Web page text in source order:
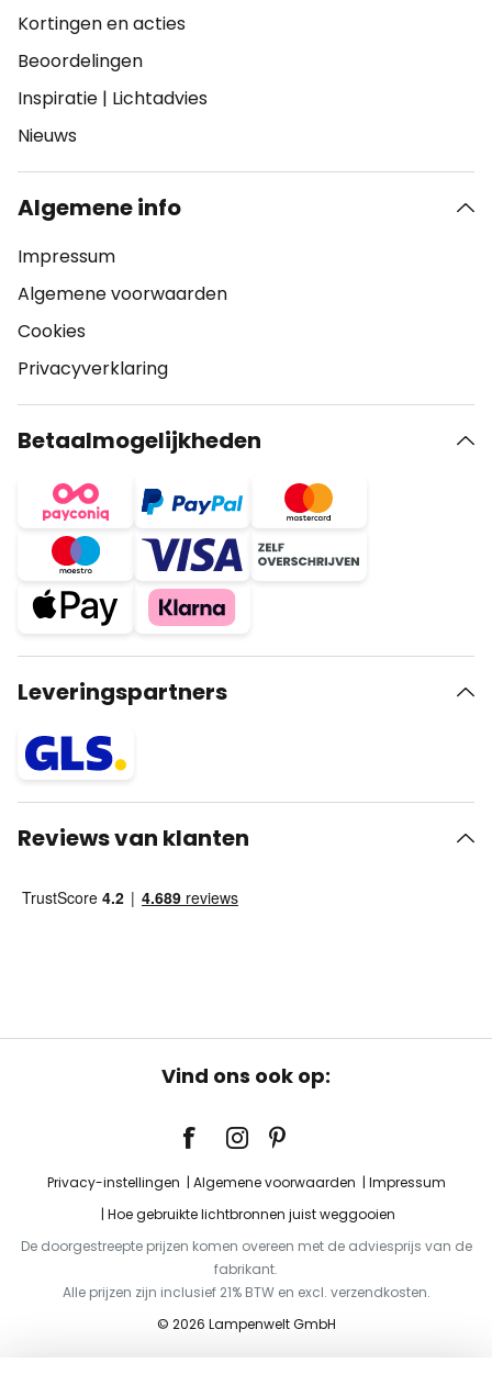
Kortingen en acties
Beoordelingen
Inspiratie | Lichtadvies
Nieuws
Algemene info
Impressum
Algemene voorwaarden
Cookies
Privacyverklaring
Betaalmogelijkheden
Leveringspartners
Reviews van klanten
Vind ons ook op:
Privacy-instellingen Algemene voorwaarden
Impressum
Hoe gebruikte lichtbronnen juist weggooien
De doorgestreepte prijzen komen overeen met de adviesprijs van de
fabrikant.
Alle prijzen zijn inclusief 21% BTW en excl. verzendkosten.
© 2026 Lampenwelt GmbH